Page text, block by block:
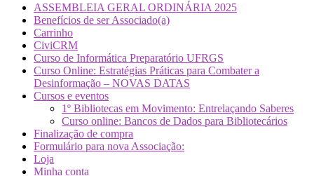
ASSEMBLEIA GERAL ORDINÁRIA 2025
Benefícios de ser Associado(a)
Carrinho
CiviCRM
Curso de Informática Preparatório UFRGS
Curso Online: Estratégias Práticas para Combater a
Desinformação – NOVAS DATAS
Cursos e eventos
1º Bibliotecas em Movimento: Entrelaçando Saberes
Curso online: Bancos de Dados para Bibliotecários
Finalização de compra
Formulário para nova Associação:
Loja
Minha conta